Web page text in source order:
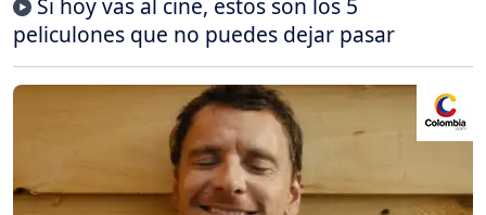
Si hoy vas al cine, estos son los 5
peliculones que no puedes dejar pasar